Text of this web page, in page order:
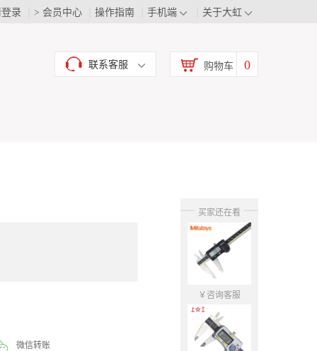
录 > 会员中心 操作指南 手机端 关于大虹
联系客服 购物车 0
微信转账
买家还在看
￥咨询客服